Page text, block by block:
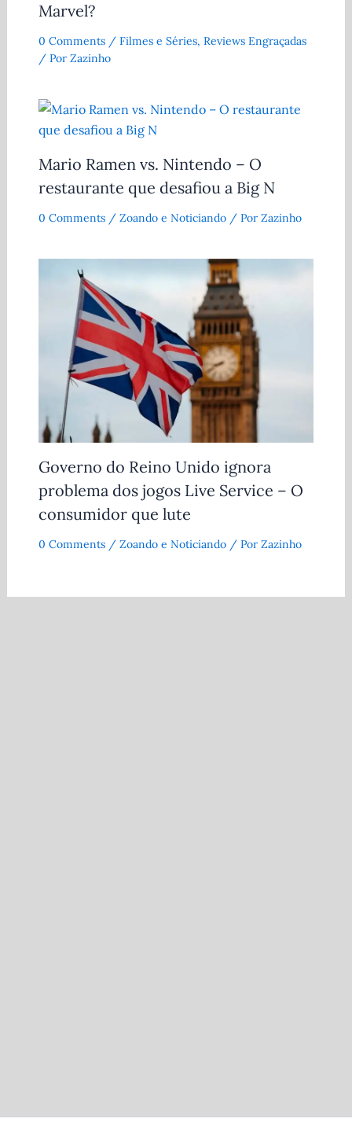
Marvel?
0 Comments / Filmes e Séries, Reviews Engraçadas
/ Por Zazinho
Mario Ramen vs. Nintendo – O
restaurante que desafiou a Big N
0 Comments / Zoando e Noticiando/ Por Zazinho
Governo do Reino Unido ignora
problema dos jogos Live Service – O
consumidor que lute
0 Comments / Zoando e Noticiando/ Por Zazinho